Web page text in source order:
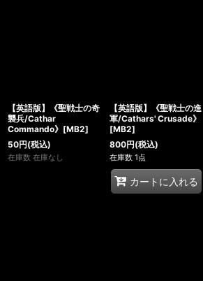
【英語版】《聖戦士の奇
襲兵/Cathar
Commando》[MB2]
50円(税込)
在庫数 在庫なし
【英語版】《聖戦士の進
軍/Cathars' Crusade》
[MB2]
800円(税込)
在庫数 1点
カートに入れる